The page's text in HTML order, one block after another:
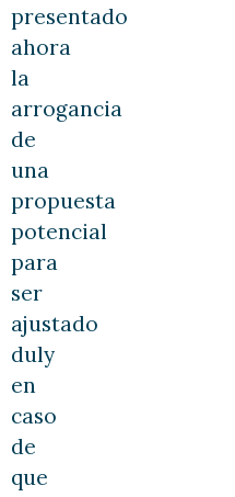
presentado
ahora
la
arrogancia
de
una
propuesta
potencial
para
ser
ajustado
duly
en
caso
de
que